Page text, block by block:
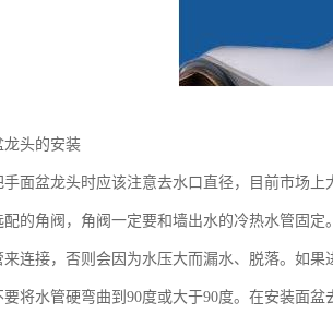
龙头的安装
手面盆龙头时应该注意去水口直径，目前市场
配的角阀，角阀一定要和墙出水的冷热水管固
连接，否则会因为水压大而漏水、脱落。如果
要将水管硬弯曲到90度或大于90度。在安装面